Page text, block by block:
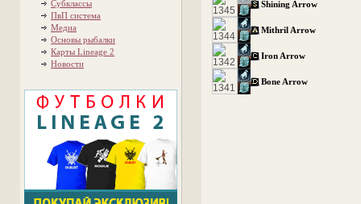
Субклассы
ПвП система
Медиа
Основы рыбалки
Карты Lineage 2
Новости
Shining Arrow
Mithril Arrow
Iron Arrow
Bone Arrow